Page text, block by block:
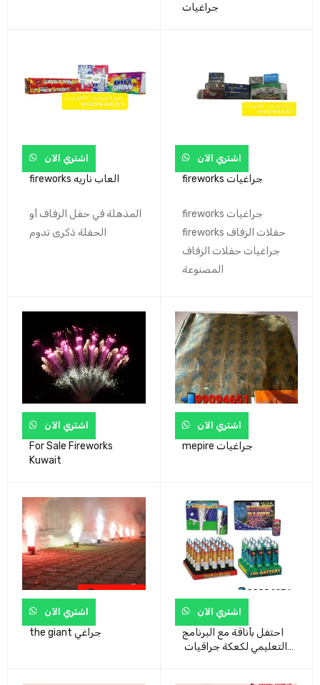
جراغيات
اشتري الآن
fireworks العاب ناريه
المذهلة في حفل الزفاف أو
الحفلة ذكرى تدوم
اشتري الآن
fireworks جراغيات
fireworks جراغيات
fireworks حفلات الزفاف
جراغيات حفلات الزفاف
المصنوعة
اشتري الآن
For Sale Fireworks
Kuwait
اشتري الآن
mepire جراغيات
اشتري الآن
the giant جراغي
اشتري الآن
احتفل بأناقة مع البرنامج
التعليمي لكعكة جراقيات